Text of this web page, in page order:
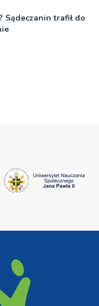
Sądeczanin trafił do